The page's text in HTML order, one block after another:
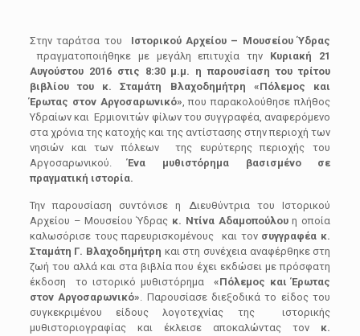
Στην ταράτσα του Ιστορικού Αρχείου – Μουσείου Ύδρας
πραγματοποιήθηκε με μεγάλη επιτυχία την Κυριακή 21
Αυγούστου 2016 στις 8:30 μ.μ. η παρουσίαση του τρίτου
βιβλίου του κ. Σταμάτη Βλαχοδημήτρη «Πόλεμος και
Έρωτας στον Αργοσαρωνικό», που παρακολούθησε πλήθος
Υδραίων και Ερμιονιτών φίλων του συγγραφέα, αναφερόμενο
στα χρόνια της κατοχής και της αντίστασης στην περιοχή των
νησιών και των πόλεων της ευρύτερης περιοχής του
Αργοσαρωνικού.Ένα μυθιστόρημα βασισμένο σε
πραγματική ιστορία.
Την παρουσίαση συντόνισε η Διευθύντρια του Ιστορικού
Αρχείου – Μουσείου Ύδρας κ. Ντίνα Αδαμοπούλουη οποία
καλωσόρισε τους παρευρισκομένους και τον συγγραφέα κ.
Σταμάτη Γ. Βλαχοδημήτρη και στη συνέχεια αναφέρθηκε στη
ζωή του αλλά και στα βιβλία που έχει εκδώσει με πρόσφατη
έκδοση το ιστορικό μυθιστόρημα«Πόλεμος και Έρωτας
στον Αργοσαρωνικό». Παρουσίασε διεξοδικά το είδος του
συγκεκριμένου είδους λογοτεχνίας της ιστορικής
μυθιστοριογραφίας και έκλεισε αποκαλώντας τον κ.